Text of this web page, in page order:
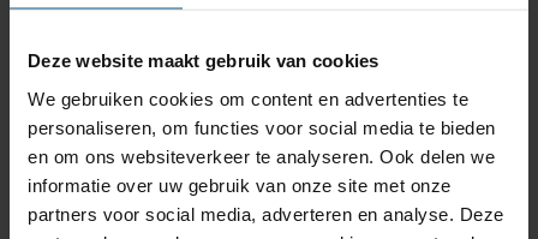
Deze website maakt gebruik van cookies
We gebruiken cookies om content en advertenties te
personaliseren, om functies voor social media te bieden
en om ons websiteverkeer te analyseren. Ook delen we
informatie over uw gebruik van onze site met onze
partners voor social media, adverteren en analyse. Deze
Keuze uit een 7 of een 13 polige kabelset?
Een 13 polige kabelset is eigenlijk altijd aan te raden.
Alle fietsendragers en aanhangers wat nieuw op de
markt komt is eigenlijk al standaard voorzien van een
13 polige stekker.
Door de bajonet sluiting van de stekker is deze ook